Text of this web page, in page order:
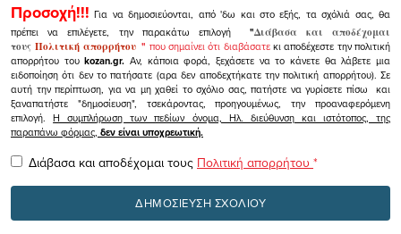
Προσοχή!!! Για να δημοσιεύονται, από 'δω και στο εξής, τα σχόλιά σας, θα
πρέπει να επιλέγετε, την παρακάτω επιλογή
"Διάβασα και αποδέχομαι
τουςΠολιτική απορρήτου" που σημαίνει ότι διαβάσατεκι αποδέχεστε την πολιτική
απορρήτου τουkozan.gr. Αν, κάποια φορά, ξεχάσετε να το κάνετε θα λάβετε μια
ειδοποίηση ότι δεν το πατήσατε (αρα δεν αποδεχτήκατε την πολιτική απορρήτου). Σε
αυτή την περίπτωση, για να μη χαθεί το σχόλιο σας, πατήστε να γυρίσετε πίσω και
ξαναπατήστε "δημοσίευση", τσεκάροντας, προηγουμένως, την προαναφερόμενη
επιλογή.Η συμπλήρωση των πεδίων όνομα, Ηλ. διεύθυνση και ιστότοπος, της
παραπάνω φόρμας, δεν είναι υποχρεωτική.
Διάβασα και αποδέχομαι τους Πολιτική απορρήτου *